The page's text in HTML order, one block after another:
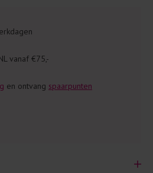
vanaf €75,-
en ontvang spaarpunten